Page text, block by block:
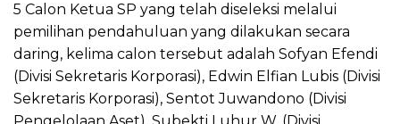
5 Calon Ketua SP yang telah diseleksi melalui
pemilihan pendahuluan yang dilakukan secara
daring, kelima calon tersebut adalah Sofyan Efendi
(Divisi Sekretaris Korporasi), Edwin Elfian Lubis (Divisi
Sekretaris Korporasi), Sentot Juwandono (Divisi